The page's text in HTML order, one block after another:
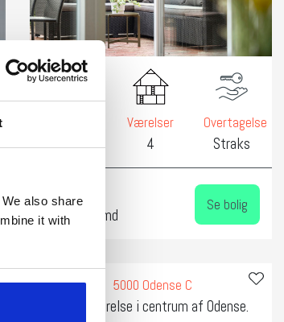
also share
it with
113 m
Værelser
4
Overtagelse
Straks
Leje:
14.700 kr/md
Se bolig
5000 Odense C
Skønt værelse i centrum af Odense.